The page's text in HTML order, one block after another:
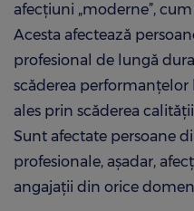
afecțiuni „moderne”,
Acesta afectează
profesional de lungă
scăderea
ales prin scăderea
Sunt afectate persoane
profesionale, așadar,
angajații din orice